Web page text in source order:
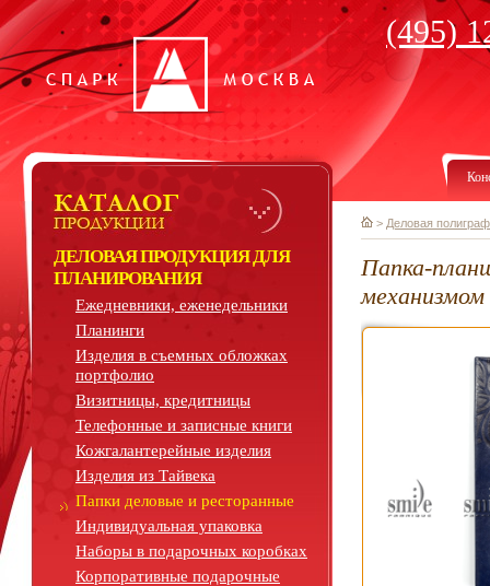
(495)
ДЕЛОВАЯ ПРОДУКЦИЯ ДЛЯ
ПЛАНИРОВАНИЯ
Ежедневники, еженедельники
Планинги
Изделия в съемных обложках
портфолио
Визитницы, кредитницы
Телефонные и записные книги
Кожгалантерейные изделия
Изделия из Тайвека
Папки деловые и ресторанные
Индивидуальная упаковка
Наборы в подарочных коробках
Корпоративные подарочные
> Деловая
Папка-
механизмом